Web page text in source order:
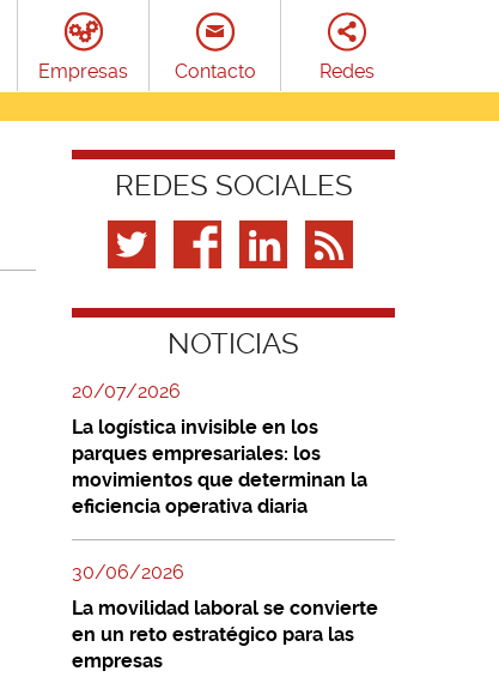
Empresas Contacto Redes
REDES SOCIALES
NOTICIAS
20/07/2026
La logística invisible en los
parques empresariales: los
movimientos que determinan la
eficiencia operativa diaria
30/06/2026
La movilidad laboral se convierte
en un reto estratégico para las
empresas